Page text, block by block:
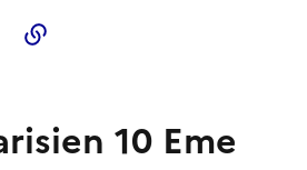
Twitter)
Linkedin
10 Eme